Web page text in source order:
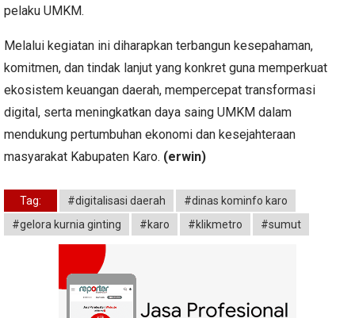
pelaku UMKM.
Melalui kegiatan ini diharapkan terbangun kesepahaman,
komitmen, dan tindak lanjut yang konkret guna memperkuat
ekosistem keuangan daerah, mempercepat transformasi
digital, serta meningkatkan daya saing UMKM dalam
mendukung pertumbuhan ekonomi dan kesejahteraan
masyarakat Kabupaten Karo. (erwin)
Tag: #digitalisasi daerah
#dinas kominfo karo
#gelora kurnia ginting
#karo #klikmetro #sumut